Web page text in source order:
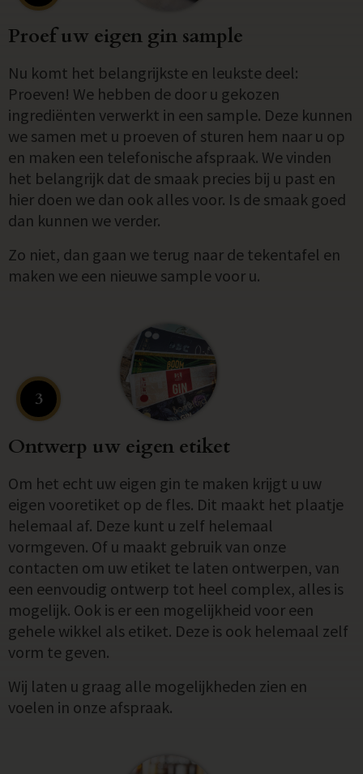
Proef uw eigen gin sample
Nu komt het belangrijkste en leukste deel:
Proeven! We hebben de door u gekozen
ingrediënten verwerkt in een sample. Deze kunnen
we samen met u proeven of sturen hem naar u op
en maken een telefonische afspraak. We vinden
het belangrijk dat de smaak precies bij u past en
hier doen we dan ook alles voor. Is de smaak goed
dan kunnen we verder.
Zo niet, dan gaan we terug naar de tekentafel en
maken we een nieuwe sample voor u.
3
Ontwerp uw eigen etiket
Om het echt uw eigen gin te maken krijgt u uw
eigen vooretiket op de fles. Dit maakt het plaatje
helemaal af. Deze kunt u zelf helemaal
vormgeven. Of u maakt gebruik van onze
contacten om uw etiket te laten ontwerpen, van
een eenvoudig ontwerp tot heel complex, alles is
mogelijk. Ook is er een mogelijkheid voor een
gehele wikkel als etiket. Deze is ook helemaal zelf
vorm te geven.
Wij laten u graag alle mogelijkheden zien en
voelen in onze afspraak.